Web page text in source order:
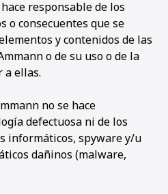
responsable de los
o consecuentes que se
y contenidos de las
o de su uso o de la
a ellas.
no se hace
defectuosa ni de los
informáticos, spyware y/u
dañinos (malware,